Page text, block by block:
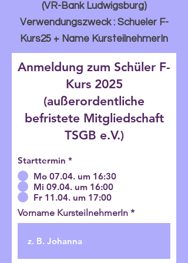
(VR-Bank Ludwigsburg)
Verwendungszweck : Schueler F-
Kurs25 + Name KursteilnehmerIn
Anmeldung zum Schüler F-
Kurs 2025
(außerordentliche
befristete Mitgliedschaft
TSGB e.V.)
Starttermin *
Mo 07.04. um 16:30
Mi 09.04. um 16:00
Fr 11.04. um 17:00
Vorname KursteilnehmerIn